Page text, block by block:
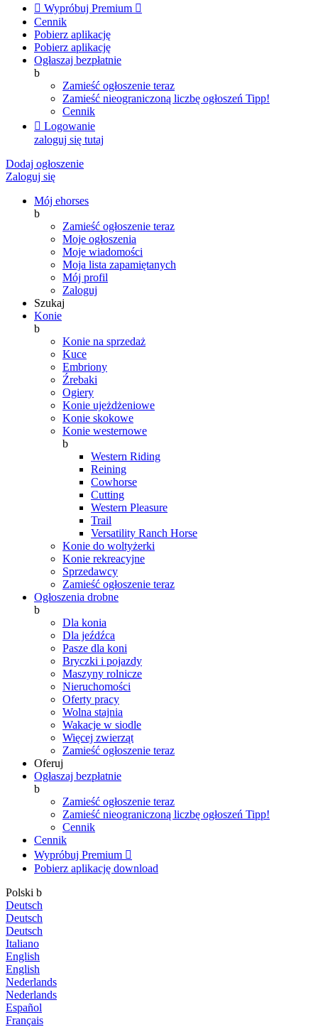
 Wypróbuj Premium 
Cennik
Pobierz aplikację
Pobierz aplikację
Ogłaszaj bezpłatnie
b
Zamieść ogłoszenie teraz
Zamieść nieograniczoną liczbę ogłoszeń Tipp!
Cennik
 Logowanie
zaloguj się tutaj
Dodaj ogłoszenie
Zaloguj się
Mój ehorses
b
Zamieść ogłoszenie teraz
Moje ogłoszenia
Moje wiadomości
Moja lista zapamiętanych
Mój profil
Zaloguj
Szukaj
Konie
b
Konie na sprzedaż
Kuce
Embriony
Źrebaki
Ogiery
Konie ujeżdżeniowe
Konie skokowe
Konie westernowe
b
Western Riding
Reining
Cowhorse
Cutting
Western Pleasure
Trail
Versatility Ranch Horse
Konie do woltyżerki
Konie rekreacyjne
Sprzedawcy
Zamieść ogłoszenie teraz
Ogłoszenia drobne
b
Dla konia
Dla jeźdźca
Pasze dla koni
Bryczki i pojazdy
Maszyny rolnicze
Nieruchomości
Oferty pracy
Wolna stajnia
Wakacje w siodle
Więcej zwierząt
Zamieść ogłoszenie teraz
Oferuj
Ogłaszaj bezpłatnie
b
Zamieść ogłoszenie teraz
Zamieść nieograniczoną liczbę ogłoszeń Tipp!
Cennik
Cennik
Wypróbuj Premium 
Pobierz aplikację download
Polski b
Deutsch
Deutsch
Deutsch
Italiano
English
English
Nederlands
Nederlands
Español
Français